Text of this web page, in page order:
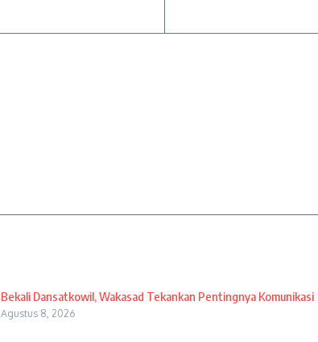
Bekali Dansatkowil, Wakasad Tekankan Pentingnya Komunikasi
Agustus 8, 2026